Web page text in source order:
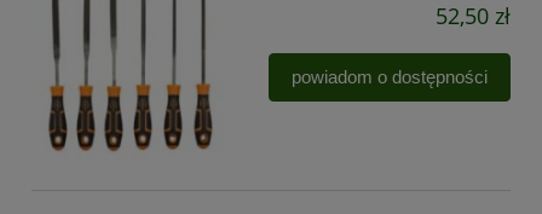
52,50 zł
powiadom o dostępności